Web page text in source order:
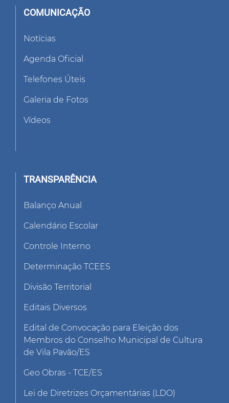
COMUNICAÇÃO
Notícias
Agenda Oficial
Telefones Úteis
Galeria de Fotos
Vídeos
TRANSPARÊNCIA
Balanço Anual
Calendário Escolar
Controle Interno
Determinação TCEES
Divisão Territorial
Editais Diversos
Edital de Convocação para Eleição dos
Membros do Conselho Municipal de Cultura
de Vila Pavão/ES
Geo Obras - TCE/ES
Lei de Diretrizes Orçamentárias (LDO)